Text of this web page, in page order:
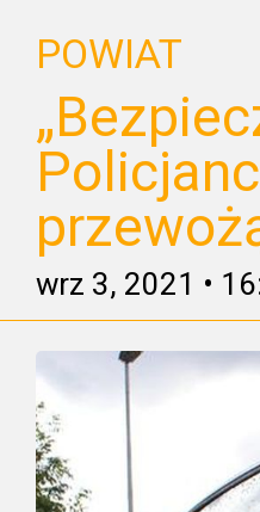
POWIAT
wrz 3, 2021 •